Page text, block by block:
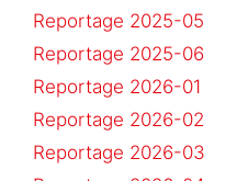
Reportage 2025-05
Reportage 2025-06
Reportage 2026-01
Reportage 2026-02
Reportage 2026-03